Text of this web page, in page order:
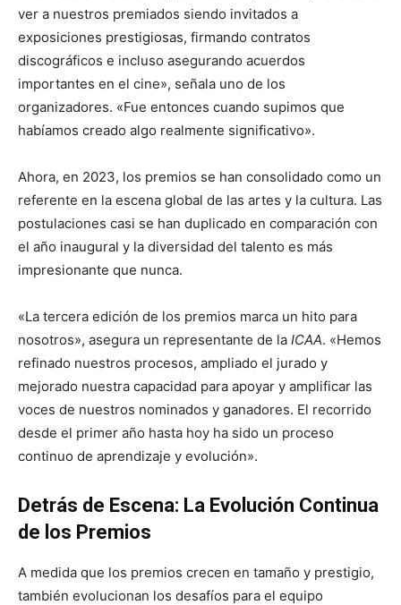
ver a nuestros premiados siendo invitados a
exposiciones prestigiosas, firmando contratos
discográficos e incluso asegurando acuerdos
importantes en el cine», señala uno de los
organizadores. «Fue entonces cuando supimos que
habíamos creado algo realmente significativo».
Ahora, en 2023, los premios se han consolidado como un
referente en la escena global de las artes y la cultura. Las
postulaciones casi se han duplicado en comparación con
el año inaugural y la diversidad del talento es más
impresionante que nunca.
«La tercera edición de los premios marca un hito para
nosotros», asegura un representante de la ICAA. «Hemos
refinado nuestros procesos, ampliado el jurado y
mejorado nuestra capacidad para apoyar y amplificar las
voces de nuestros nominados y ganadores. El recorrido
desde el primer año hasta hoy ha sido un proceso
continuo de aprendizaje y evolución».
Detrás de Escena: La Evolución Continua
de los Premios
A medida que los premios crecen en tamaño y prestigio,
también evolucionan los desafíos para el equipo